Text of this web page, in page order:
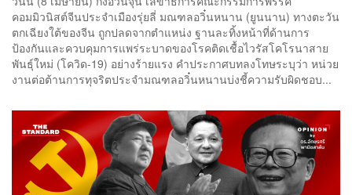
คอมมิวนิสต์จีนประจำเมืองรุ่ยลี่ มณฑลอวิ๋นหนาน (ยูนนาน) ทางตะวัน
ตกเฉียงใต้ของจีน ถูกปลดจากตำแหน่ง ฐานละทิ้งหน้าที่ด้านการ
ป้องกันและควบคุมการแพร่ระบาดของโรคติดเชื้อไวรัสโคโรนาสาย
พันธุ์ใหม่ (โควิด-19) อย่างร้ายแรง คำประกาศบทลงโทษระบุว่า หน่วย
งานต่อต้านการทุจริตประจำมณฑลอวิ๋นหนานบ่งชี้ความรับผิดชอบ...